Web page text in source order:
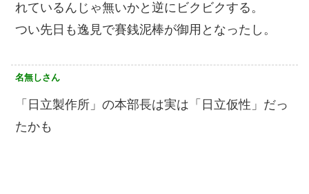
れているんじゃ無いかと逆にビクビクする。
つい先日も逸見で賽銭泥棒が御用となったし。
名無しさん
「日立製作所」の本部長は実は「日立仮性」だっ
たかも